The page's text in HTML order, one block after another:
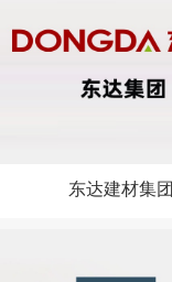
东达建材集团